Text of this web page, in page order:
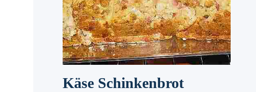
Käse Schinkenbrot